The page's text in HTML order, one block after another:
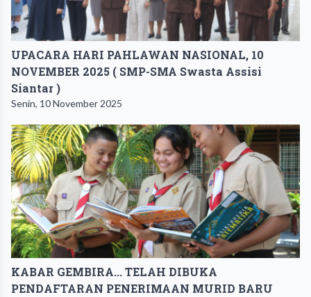
UPACARA HARI PAHLAWAN NASIONAL, 10
NOVEMBER 2025 ( SMP-SMA Swasta Assisi
Siantar )
Senin, 10 November 2025
KABAR GEMBIRA... TELAH DIBUKA
PENDAFTARAN PENERIMAAN MURID BARU